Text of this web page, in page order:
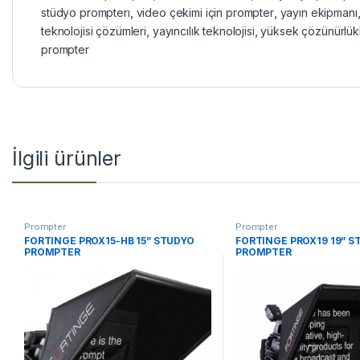
stüdyo prompterı video çekimi için prompter, yayın ekipmanı
teknolojisi çözümleri yayıncılık teknolojisi ,yüksek
prompter
İlgili ürünler
Prompter
FORTINGE PROX15-HB 15” STÜDYO
PROMPTER
Prompter
FORTINGE PROX19 19”
PROMPTER